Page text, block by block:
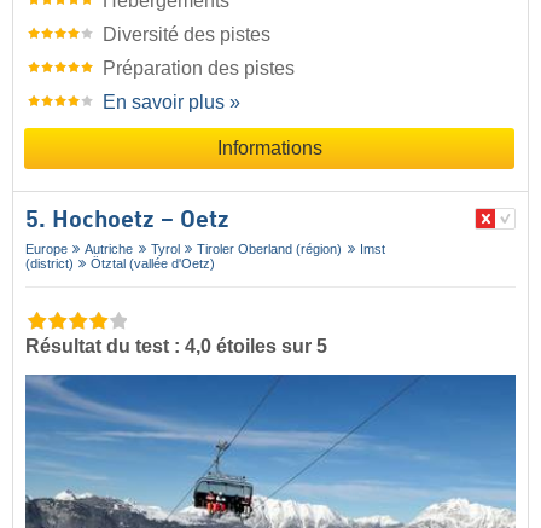
Diversité des pistes
Préparation des pistes
En savoir plus »
Informations
5. Hochoetz – Oetz
Europe Autriche Tyrol Tiroler Oberland (région)
Imst
(district)
Ötztal (vallée d'Oetz)
Résultat du test : 4,0 étoiles sur 5